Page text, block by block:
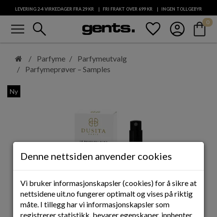
LEVERING 2-4 VIRKEDAGER FRA 29KR FRI FRAKT OVER 699KR INGEN TOLLGEBYR
KUNDESERVICE
menu search favorite account_circle shopping_bag
0
hovedinnhold
Parfyme
Parfymeutvalg
Parfymeprøver – Samples
Ny
Denne nettsiden anvender cookies
Vi bruker informasjonskapsler (cookies) for å sikre at
nettsidene uit.no fungerer optimalt og vises på riktig
måte. I tillegg har vi informasjonskapsler som
registrerer statistikk, bevarer egenskaper, innhenter